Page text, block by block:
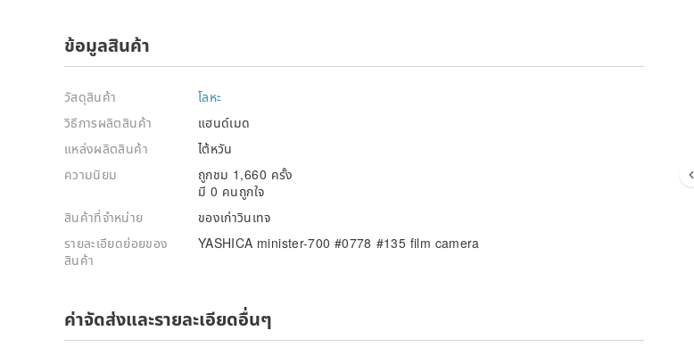
ข้อมูลสินค้า
วัสดุสินค้า
โลหะ
วิธีการผลิตสินค้า
แฮนด์เมด
แหล่งผลิตสินค้า
ไต้หวัน
ความนิยม
ถูกชม 1,660 ครั้ง
มี 0 คนถูกใจ
สินค้าที่จำหน่าย
ของเก่าวินเทจ
รายละเอียดย่อยของ
สินค้า
YASHICA minister-700 #0778 #135 film camera
ค่าจัดส่งและรายละเอียดอื่นๆ